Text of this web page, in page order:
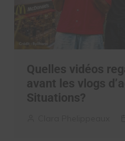
Quelles vidéos
avant les vlogs
Situations?